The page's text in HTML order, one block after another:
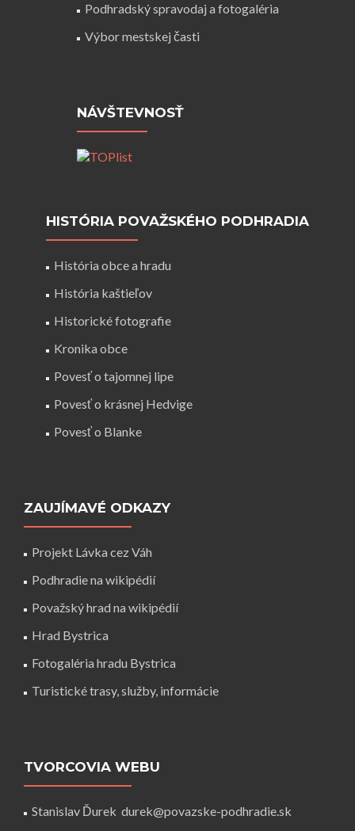
Podhradský spravodaj a fotogaléria
Výbor mestskej časti
NÁVŠTEVNOSŤ
HISTÓRIA POVAŽSKÉHO PODHRADIA
História obce a hradu
História kaštieľov
Historické fotografie
Kronika obce
Povesť o tajomnej lipe
Povesť o krásnej Hedvige
Povesť o Blanke
ZAUJÍMAVÉ ODKAZY
Projekt Lávka cez Váh
Podhradie na wikipédií
Považský hrad na wikipédií
Hrad Bystrica
Fotogaléria hradu Bystrica
Turistické trasy, služby, informácie
TVORCOVIA WEBU
Stanislav Ďurek durek@povazske-podhradie.sk